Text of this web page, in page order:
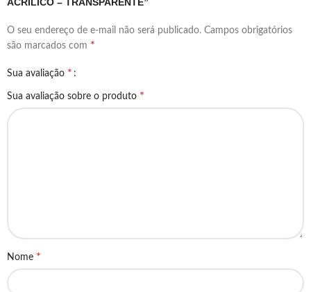
O seu endereço de e-mail não será publicado. Campos obrigatórios
são marcados com *
Sua avaliação *
Sua avaliação sobre o produto *
Nome *